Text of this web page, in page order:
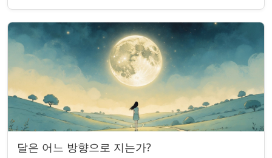
달은 어느 방향으로 지는가?